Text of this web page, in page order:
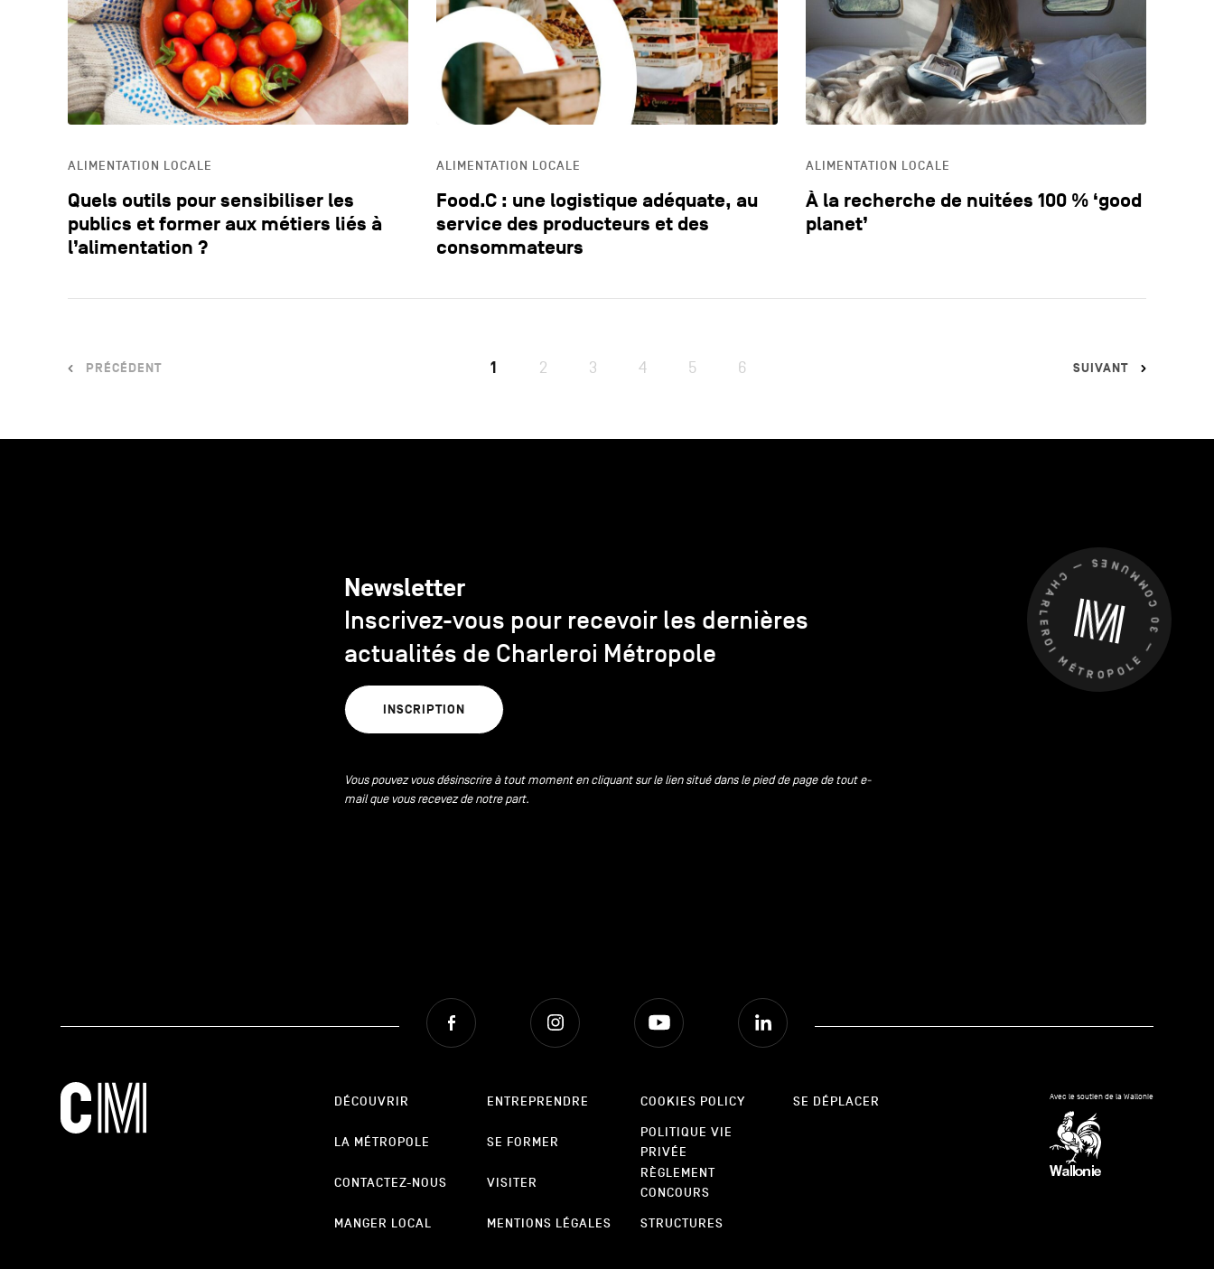
ALIMENTATION LOCALE
Quels outils pour sensibiliser les
publics et former aux métiers liés à
l’alimentation ?
ALIMENTATION LOCALE
Food.C : une logistique adéquate, au
service des producteurs et des
consommateurs
ALIMENTATION LOCALE
À la recherche de nuitées 100 % ‘good
planet’
PRÉCÉDENT 1 2 3 4 5 6 SUIVANT
CHARLEROI MÉTROPOLE — 30 COMMUNES —
Newsletter
Inscrivez-vous pour recevoir les dernières
actualités de Charleroi Métropole
INSCRIPTION
Vous pouvez vous désinscrire à tout moment en cliquant sur le lien situé dans le pied de page de tout e-
mail que vous recevez de notre part.
Facebook Instagram
DÉCOUVRIR
LA MÉTROPOLE
CONTACTEZ-NOUS
MANGER LOCAL
ENTREPRENDRE
SE FORMER
VISITER
MENTIONS LÉGALES
COOKIES POLICY
POLITIQUE VIE
PRIVÉE
RÈGLEMENT
CONCOURS
STRUCTURES
SE DÉPLACER Avec le soutien de la Wallonie